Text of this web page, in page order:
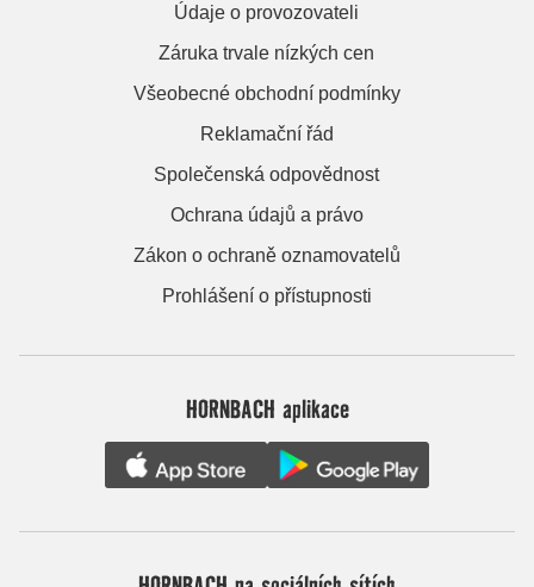
Údaje o provozovateli
Záruka trvale nízkých cen
Všeobecné obchodní podmínky
Reklamační řád
Společenská odpovědnost
Ochrana údajů a právo
Zákon o ochraně oznamovatelů
Prohlášení o přístupnosti
HORNBACH aplikace